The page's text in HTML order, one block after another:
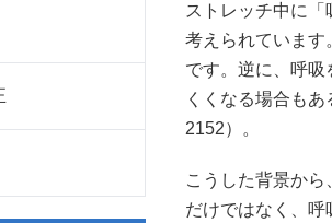
ストレッチ中に
考えられています
です。逆に、呼
くくなる場合も
2152）。
こうした背景か
だけではなく、呼